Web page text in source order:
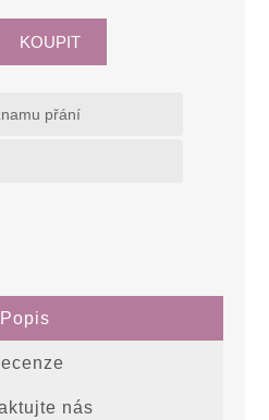
Popis
nás